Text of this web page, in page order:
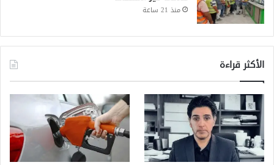
منذ 21 ساعة
الأكثر قراءة